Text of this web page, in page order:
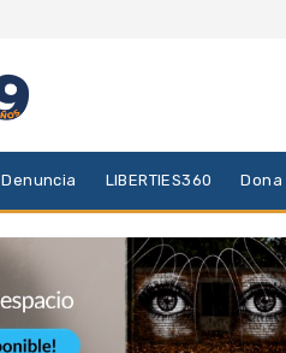
Denuncia LIBERTIES360 Dona